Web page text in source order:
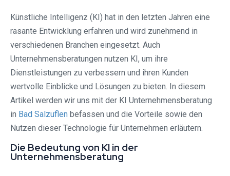
Künstliche Intelligenz (KI) hat in den letzten Jahren eine
rasante Entwicklung erfahren und wird zunehmend in
verschiedenen Branchen eingesetzt. Auch
Unternehmensberatungen nutzen KI, um ihre
Dienstleistungen zu verbessern und ihren Kunden
wertvolle Einblicke und Lösungen zu bieten. In diesem
Artikel werden wir uns mit der KI Unternehmensberatung
in Bad Salzuflen befassen und die Vorteile sowie den
Nutzen dieser Technologie für Unternehmen erläutern.
Die Bedeutung von KI in der
Unternehmensberatung